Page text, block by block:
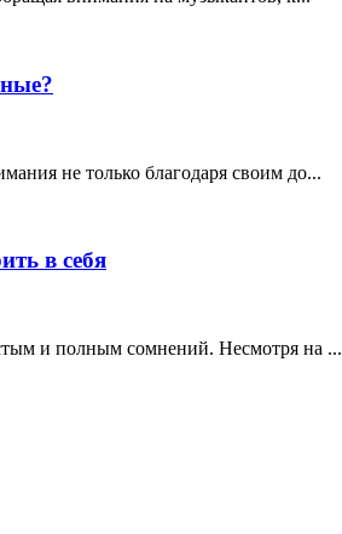
не только благодаря своим до...
в себя
и полным сомнений. Несмотря на ...